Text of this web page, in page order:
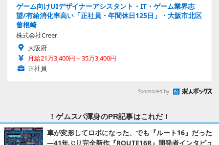
ゲーム向けUIデザイナーアシスタント・IT・ゲーム業界志
望/有給消化率高い「正社員・年間休日125日」・大阪市北区
曾根崎
株式会社Creer
大阪府
月給21万3,400円～35万3,400円
正社員
Sponsored by
！ゲムスパ渾身のPR記事はこれだ！
車が変形してロボになった、でも『ルート16』だった
―41年ぶり完全新作『ROUTE16R』開発者インタビュ